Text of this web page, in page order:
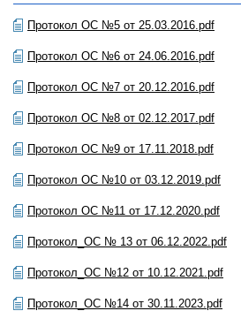
Протокол ОС №5 от 25.03.2016.pdf
Протокол ОС №6 от 24.06.2016.pdf
Протокол ОС №7 от 20.12.2016.pdf
Протокол ОС №8 от 02.12.2017.pdf
Протокол ОС №9 от 17.11.2018.pdf
Протокол ОС №10 от 03.12.2019.pdf
Протокол ОС №11 от 17.12.2020.pdf
Протокол_ОС № 13 от 06.12.2022.pdf
Протокол_ОС №12 от 10.12.2021.pdf
Протокол_ОС №14 от 30.11.2023.pdf